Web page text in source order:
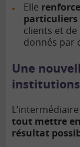
Elle
particuliers
clients et
donnés par
Une
tout mettre
résultat